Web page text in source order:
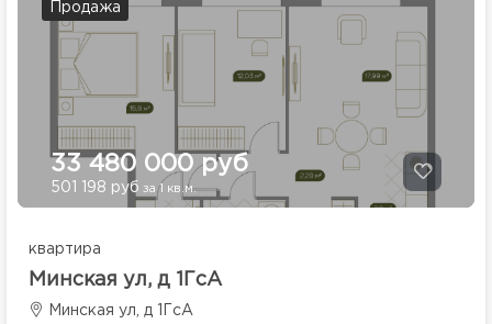
Продажа
33 480 000 руб
501 198 руб за 1 кв.м.
квартира
Минская ул, д 1ГсА
Минская ул, д 1ГсА